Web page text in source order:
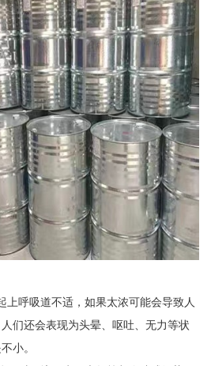
上呼吸道不适，如果太浓可能会导致人
们还会表现为头晕、呕吐、无力等状
小。